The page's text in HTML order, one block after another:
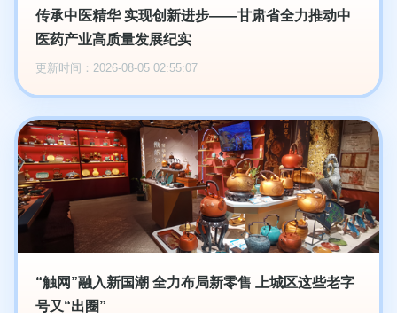
传承中医精华 实现创新进步——甘肃省全力推动中
医药产业高质量发展纪实
更新时间：2026-08-05 02:55:07
“触网”融入新国潮 全力布局新零售 上城区这些老字
号又“出圈”